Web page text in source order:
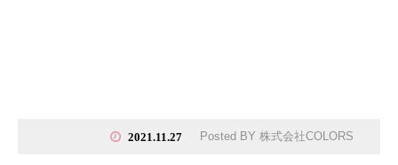
2021.11.27 Posted BY 株式会社COLORS